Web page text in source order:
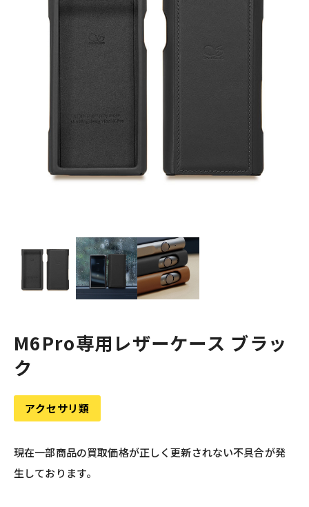
M6Pro専用レザーケース ブラッ
ク
アクセサリ類
現在一部商品の買取価格が正しく更新されない不具合が発
生しております。